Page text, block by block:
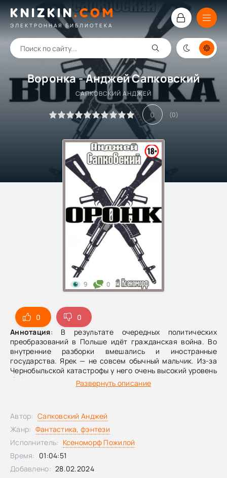
KNIZKIN.COM
ЭЛЕКТРОННАЯ БИБЛИОТЕКА
Воронка - Анджей Сапковский
САПКОВСКИЙ АНДЖЕЙ
0 (0)
0
0
Аннотация: В результате очередных политических
преобразований в Польше идёт гражданская война. Во
внутренние разборки вмешались и иностранные
государства. Ярек — не совсем обычный мальчик. Из-за
Чернобыльской катастрофы у него очень высокий уровень
IQ.Ярек идёт в школу, когда в его городе разворачивается
очередное сражение между германскими и литовскими
Развернуть описание
9 0
Автор: Сапковский Анджей
Жанр: Фантастика, фэнтези
Исполнитель: Ксеноморф Пожилой
Время: 01:04:51
Добавлено: 28.02.2024